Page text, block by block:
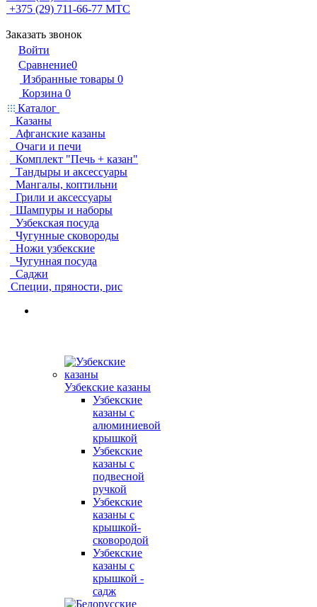
+375 (29) 711-66-77 МТС
Заказать звонок
Войти
Сравнение0
Избранные товары 0
Корзина 0
Каталог
Казаны
Афганские казаны
Очаги и печи
Комплект "Печь + казан"
Тандыры и аксессуары
Мангалы, коптильни
Грили и аксессуары
Шампуры и наборы
Узбекская посуда
Чугунные сковороды
Ножи узбекские
Чугунная посуда
Саджи
Специи, пряности, рис
Узбекские казаны
Узбекские
казаны с
алюминиевой
крышкой
Узбекские
казаны с
подвесной
ручкой
Узбекские
казаны с
крышкой-
сковородой
Узбекские
казаны с
крышкой -
садж